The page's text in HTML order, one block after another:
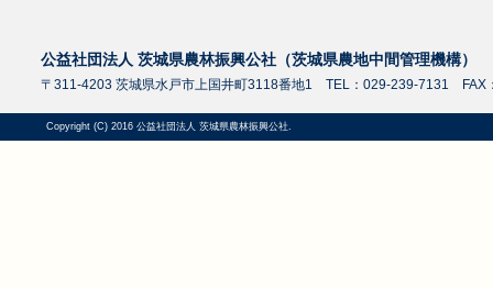
公益社団法人 茨城県農林振興公社（茨城県農地中間管理機構）
〒311-4203 茨城県水戸市上国井町3118番地1 TEL：029-239-7131 FAX
Copyright (C) 2016 公益社団法人 茨城県農林振興公社.